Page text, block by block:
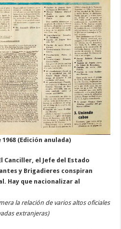
1968 (Edición anulada)
Canciller, el Jefe del Estado
y Brigadieres conspiran
Hay que nacionalizar al
la relación de varios altos oficiales
extranjeras)